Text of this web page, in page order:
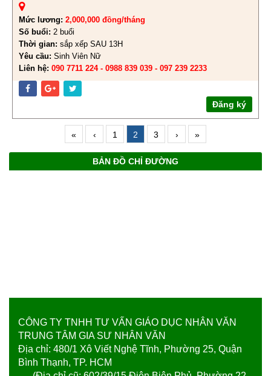
Mức lương: 2,000,000 đồng/tháng
Số buổi: 2 buổi
Thời gian: sắp xếp SAU 13H
Yêu cầu: Sinh Viên Nữ
Liên hệ: 090 7711 224 - 0988 839 039 - 097 239 2233
Đăng ký
« ‹ 1 2 3 › »
BẢN ĐỒ CHỈ ĐƯỜNG
CÔNG TY TNHH TƯ VẤN GIÁO DỤC NHÂN VĂN
TRUNG TÂM GIA SƯ NHÂN VĂN
Địa chỉ: 480/1 Xô Viết Nghệ Tĩnh, Phường 25, Quận
Bình Thạnh, TP. HCM